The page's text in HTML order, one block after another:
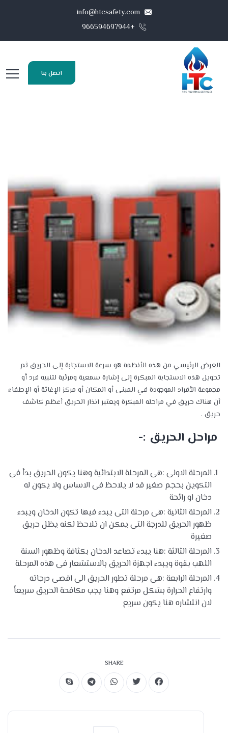
+966594697944
اتصل بنا
الغرض الرئيسي من هذه الأنظمة هو سرعة الاستجابة إلى الحريق ثم
تحويل هذه الاستجابة المبكرة إلى إشارة سمعية ومرئية لتنبيه فرد أو
مجموعة الأفراد الموجودة في المبنى أو المكان أو مركز الإغاثة أو الإطفاء
أن هناك حريق في مراحله المبكرة ويعتبر انذار الحريق أعظم كاشف
حريق .
مراحل الحريق :-
المرحلة الاولى :هى المرحلة الابتدائية وهنا يكون الحريق بدأ فى
التكوين بحجم صغير قد لا يلاحظ فى الاساس ولا يكون له
دخان او رائحة
المرحلة الثانية :هى مرحلة التى يبدء فيها تكون الدخان ويبدء
ظهور الحريق للدرجة التى يمكن ان تلاحظ لكنه يظل حريق
صغيرة
المرحلة الثالثة :هنا يبدء تصاعد الدخان بكثافة وظهور السنة
اللهب بقوة ويبدء اجهزة الحريق بالاستشعار فى هذه المرحلة
المرحلة الرابعة :هى مرحلة تطور الحريق الى اقصى درجاته
وارتفاع الحرارة بشكل مرتفع وهنا يجب مكافحة الحريق سريعاً
لان انتشاره هنا يكون سريع
SHARE